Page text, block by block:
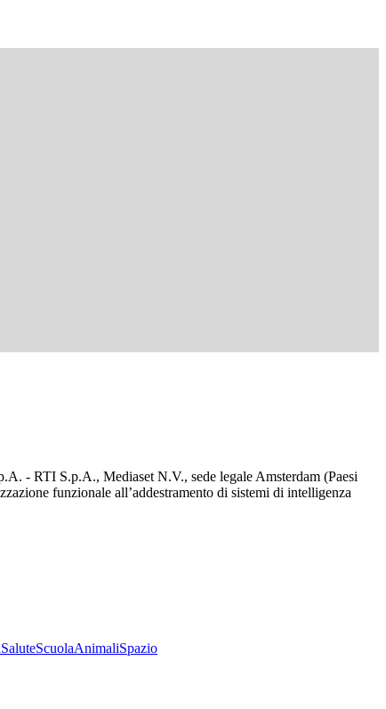
- RTI S.p.A., Mediaset N.V., sede legale Amsterdam (Paesi
funzionale all’addestramento di sistemi di intelligenza
SaluteScuolaAnimaliSpazio